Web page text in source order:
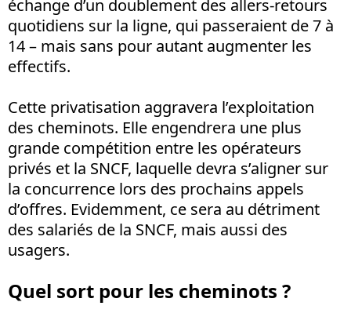
échange d’un doublement des allers-retours
quotidiens sur la ligne, qui passeraient de 7 à
14 – mais sans pour autant augmenter les
effectifs.
Cette privatisation aggravera l’exploitation
des cheminots. Elle engendrera une plus
grande compétition entre les opérateurs
privés et la SNCF, laquelle devra s’aligner sur
la concurrence lors des prochains appels
d’offres. Evidemment, ce sera au détriment
des salariés de la SNCF, mais aussi des
usagers.
Quel sort pour les cheminots ?